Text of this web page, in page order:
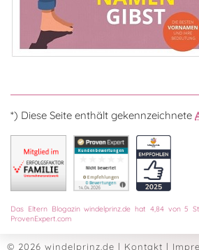
*) Diese Seite enthält gekennzeichnete
Das Eltern Blogazin windelprinz.de hat 4,84von5
ProvenExpert.com
© 2026 windelprinz.de | Kontakt |